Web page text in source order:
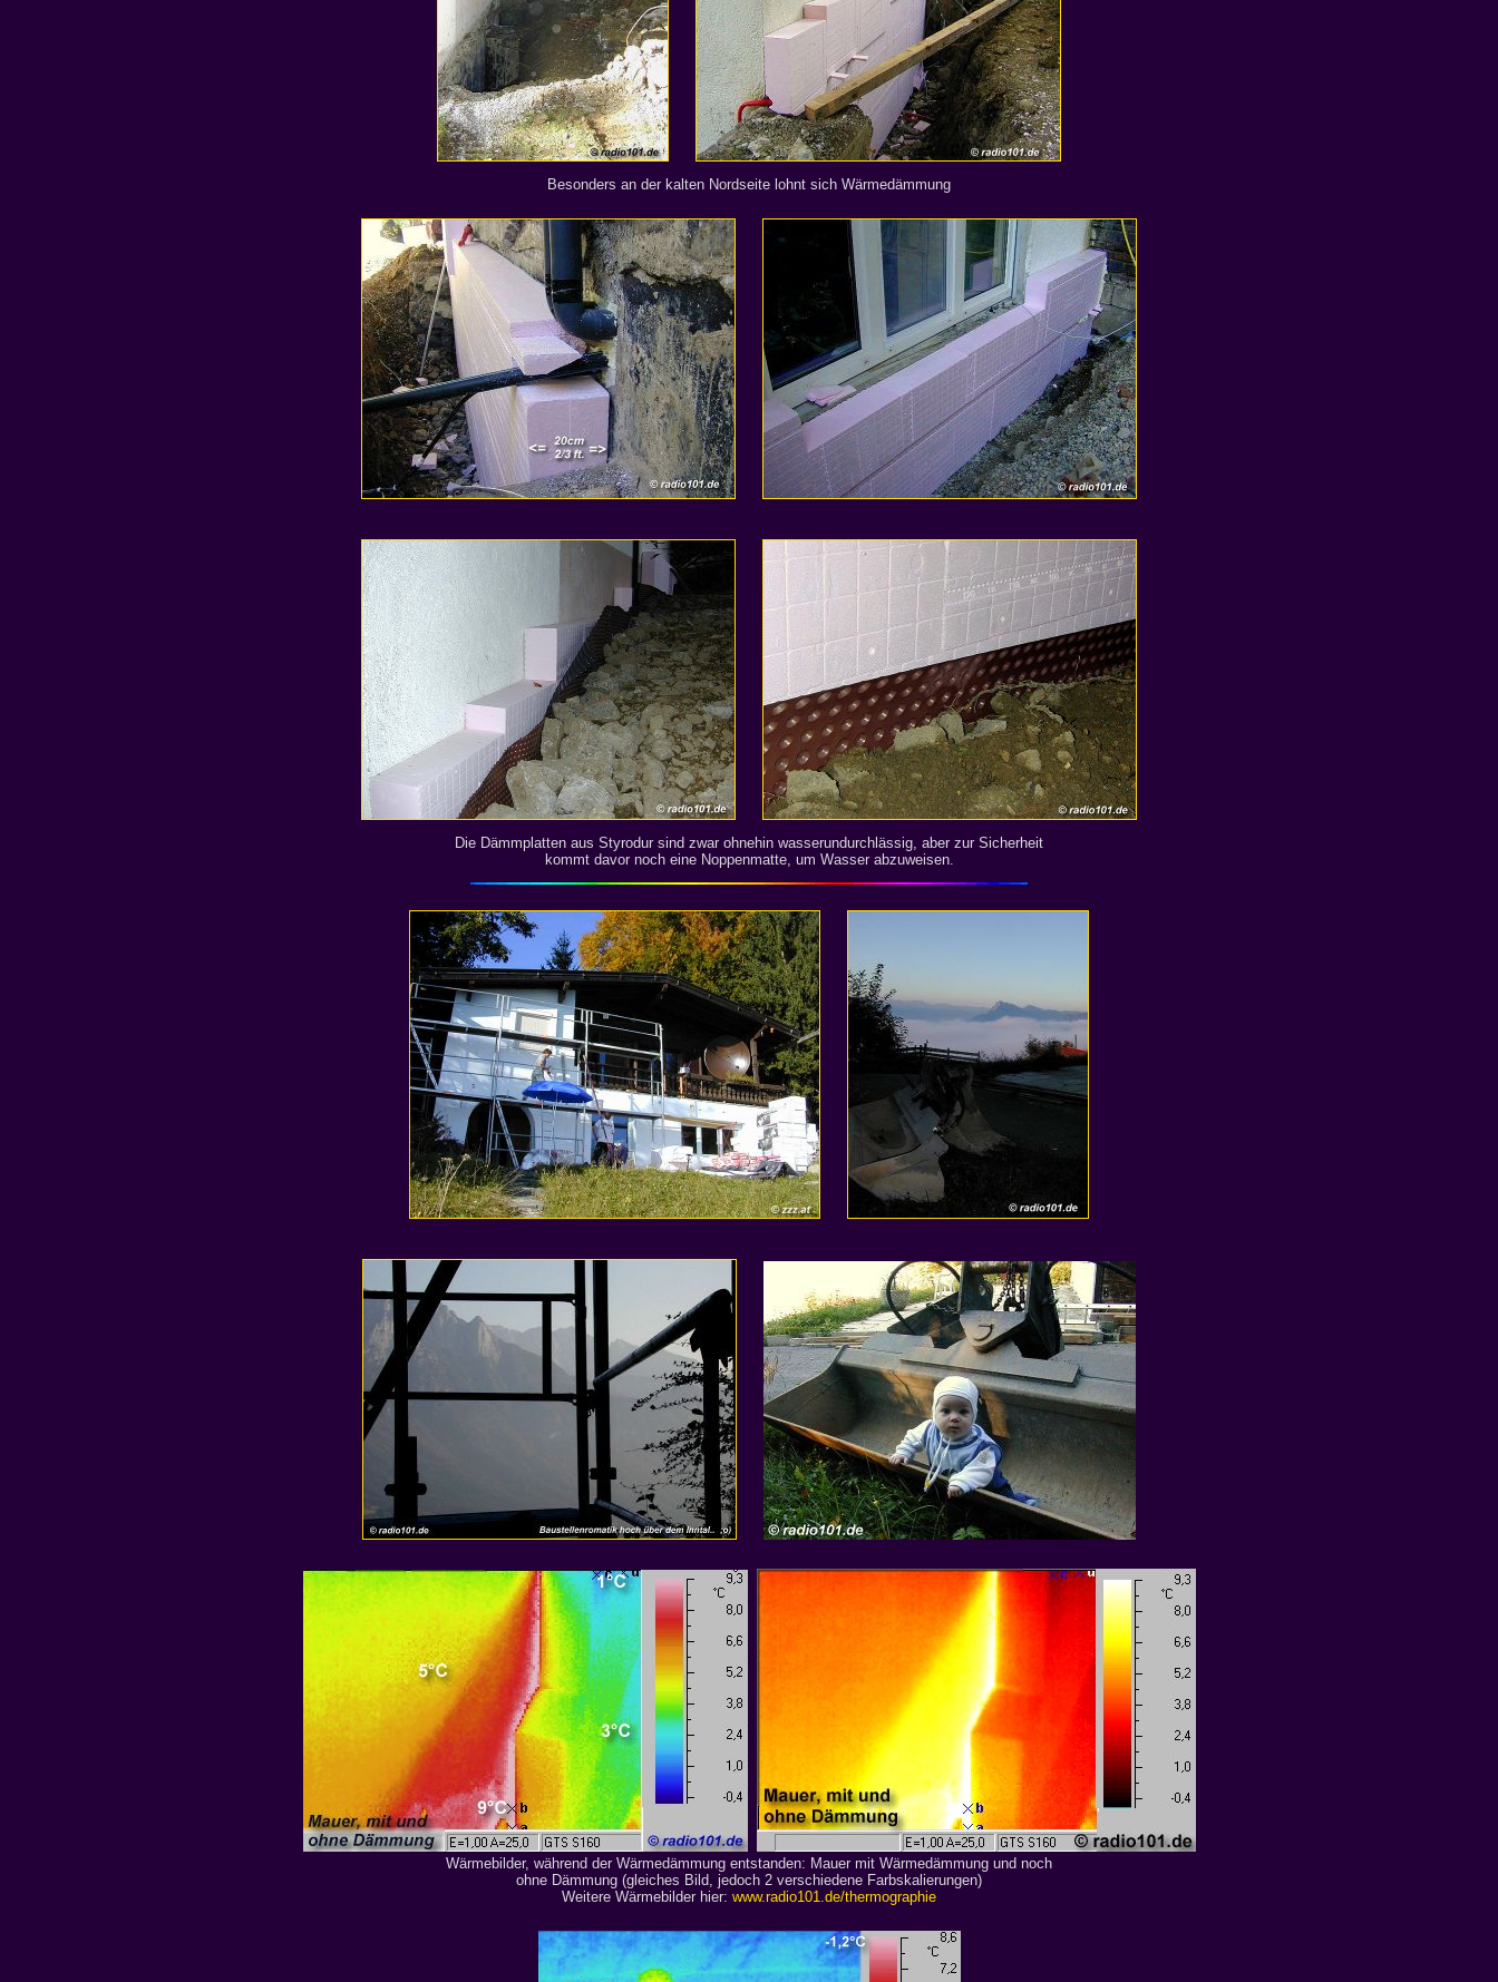
Besonders an der kalten Nordseite lohnt sich Wärmedämmung
Die Dämmplatten aus Styrodur sind zwar ohnehin wasserundurchlässig, aber zur Sicherheit
kommt davor noch eine Noppenmatte, um Wasser abzuweisen.
Wärmebilder, während der Wärmedämmung entstanden: Mauer mit Wärmedämmung und noch
ohne Dämmung (gleiches Bild, jedoch 2 verschiedene Farbskalierungen)
Weitere Wärmebilder hier: www.radio101.de/thermographie